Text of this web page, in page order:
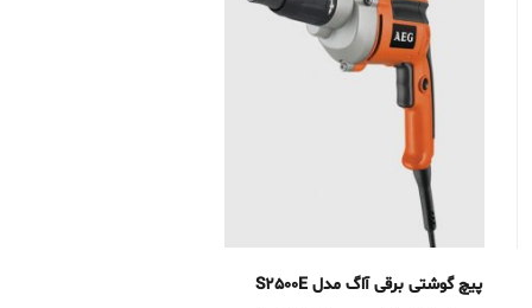
پیچ گوشتی برقی آاگ مدل S2500E